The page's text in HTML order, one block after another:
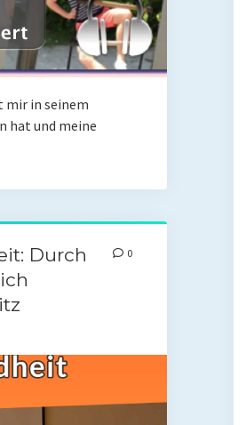
mir in seinem
hat und meine
Durch
0